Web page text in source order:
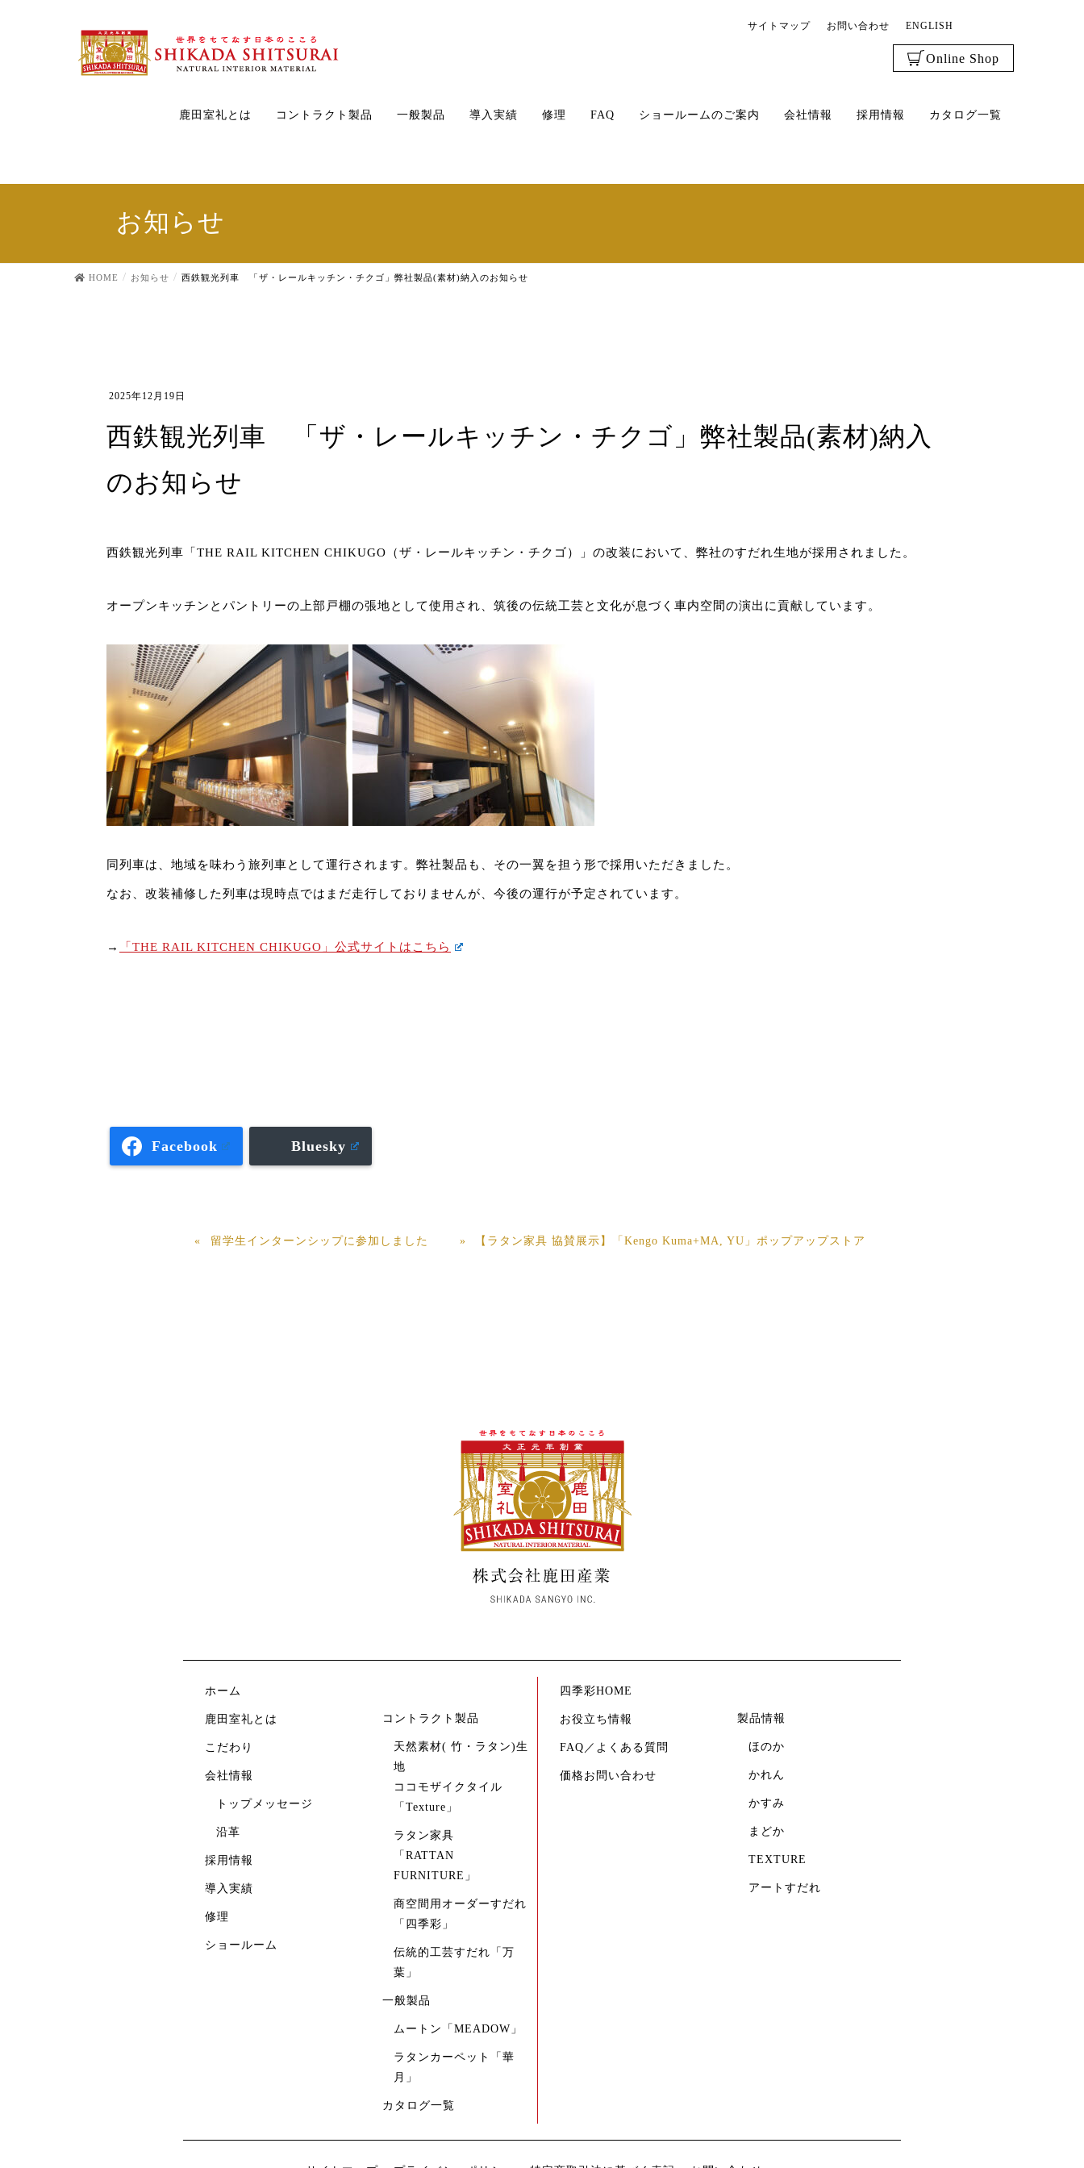
サイトマップ お問い合わせ ENGLISH
Online Shop
鹿田室礼とは コントラクト製品 一般製品 導入実績 修理 FAQ ショールームのご案内 会社情報 採用情報 カタログ一覧
お知らせ
HOME お知らせ 西鉄観光列車 「ザ・レールキッチン・チクゴ」弊社製品(素材)納入のお知らせ
2025年12月19日
西鉄観光列車 「ザ・レールキッチン・チクゴ」弊社製品(素材)納入
のお知らせ
西鉄観光列車「THE RAIL KITCHEN CHIKUGO（ザ・レールキッチン・チクゴ）」の改装において、弊社のすだれ生地が採用されました。
オープンキッチンとパントリーの上部戸棚の張地として使用され、筑後の伝統工芸と文化が息づく車内空間の演出に貢献しています。
同列車は、地域を味わう旅列車として運行されます。弊社製品も、その一翼を担う形で採用いただきました。
なお、改装補修した列車は現時点ではまだ走行しておりませんが、今後の運行が予定されています。
→ 「THE RAIL KITCHEN CHIKUGO」公式サイトはこちら
Facebook Bluesky
留学生インターンシップに参加しました 【ラタン家具 協賛展示】「Kengo Kuma+MA, YU」ポップアップストア
ホーム
鹿田室礼とは
こだわり
会社情報
トップメッセージ
沿革
採用情報
導入実績
修理
ショールーム
コントラクト製品
天然素材( 竹・ラタン)生
地
ココモザイクタイル
「Texture」
ラタン家具
「RATTAN
FURNITURE」
商空間用オーダーすだれ
「四季彩」
伝統的工芸すだれ「万
葉」
一般製品
ムートン「MEADOW」
ラタンカーペット「華
月」
カタログ一覧
四季彩HOME
お役立ち情報
FAQ／よくある質問
価格お問い合わせ
製品情報
ほのか
かれん
かすみ
まどか
TEXTURE
アートすだれ